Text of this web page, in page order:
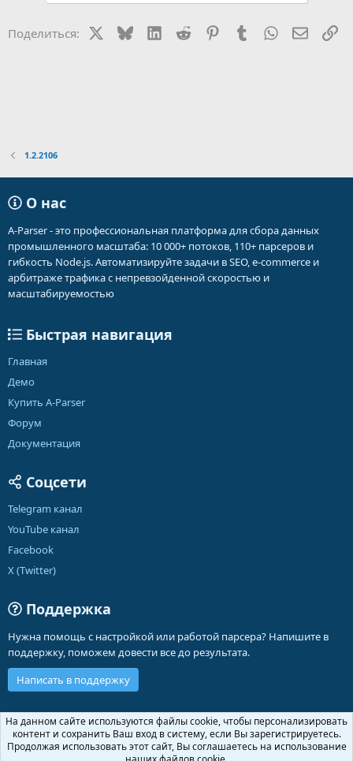
Поделиться: BlueskyLinkedIn
Reddit PinterestTumblr WhatsApp
1.2.2106
О нас
A-Parser - это профессиональная платформа для сбора данных
промышленного масштаба: 10 000+ потоков, 110+ парсеров и
гибкость Node.js. Автоматизируйте задачи в SEO, e-commerce и
арбитраже трафика с непревзойденной скоростью и
масштабируемостью
Быстрая навигация
Главная
Демо
Купить A-Parser
Форум
Документация
Соцсети
Telegram канал
YouTube канал
Facebook
X (Twitter)
Поддержка
Нужна помощь с настройкой или работой парсера? Напишите в
поддержку, поможем довести все до результата.
Написать в поддержку
Russian (RU)
Обратная связь
Условия и правила
Политика конфиденциальности
Помощь
На данном сайте используются файлы cookie, чтобы персонализировать
контент и сохранить Ваш вход в систему, если Вы зарегистрируетесь.
Продолжая использовать этот сайт, Вы соглашаетесь на использование